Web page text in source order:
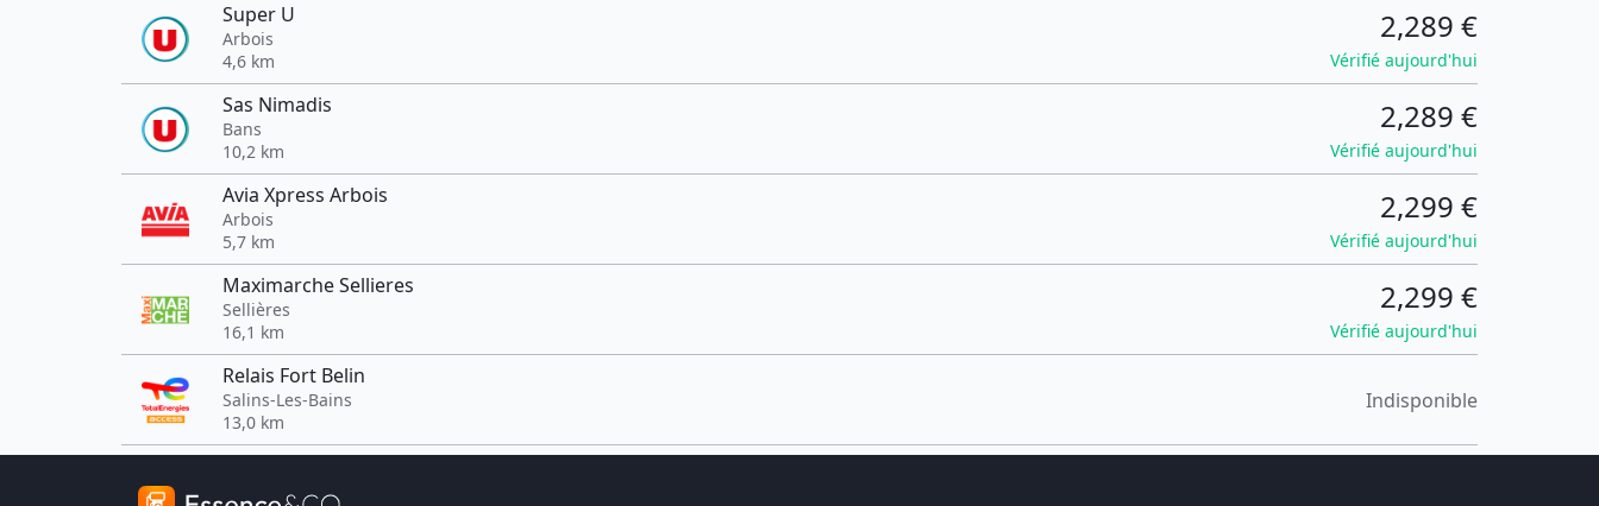
Super U
Arbois
4,6 km
2,289 €
Vérifié aujourd'hui
Sas Nimadis
Bans
10,2 km
2,289 €
Vérifié aujourd'hui
Avia Xpress Arbois
Arbois
5,7 km
2,299 €
Vérifié aujourd'hui
Maximarche Sellieres
Sellières
16,1 km
2,299 €
Vérifié aujourd'hui
Relais Fort Belin
Salins-Les-Bains
13,0 km
Indisponible